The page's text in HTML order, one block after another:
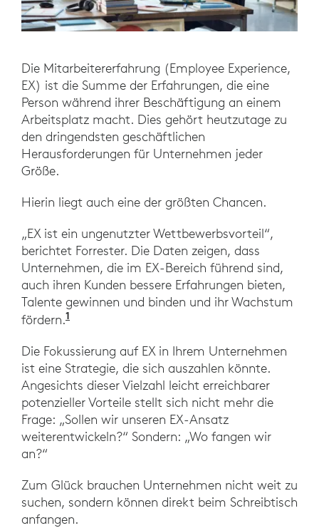
Die Mitarbeitererfahrung (Employee Experience,
EX) ist die Summe der Erfahrungen, die eine
Person während ihrer Beschäftigung an einem
Arbeitsplatz macht. Dies gehört heutzutage zu
den dringendsten geschäftlichen
Herausforderungen für Unternehmen jeder
Größe.
Hierin liegt auch eine der größten Chancen.
„EX ist ein ungenutzter Wettbewerbsvorteil“,
berichtet Forrester. Die Daten zeigen, dass
Unternehmen, die im EX-Bereich führend sind,
auch ihren Kunden bessere Erfahrungen bieten,
Talente gewinnen und binden und ihr Wachstum
fördern.1
Die Fokussierung auf EX in Ihrem Unternehmen
ist eine Strategie, die sich auszahlen könnte.
Angesichts dieser Vielzahl leicht erreichbarer
potenzieller Vorteile stellt sich nicht mehr die
Frage: „Sollen wir unseren EX-Ansatz
weiterentwickeln?“ Sondern: „Wo fangen wir
an?“
Zum Glück brauchen Unternehmen nicht weit zu
suchen, sondern können direkt beim Schreibtisch
anfangen.